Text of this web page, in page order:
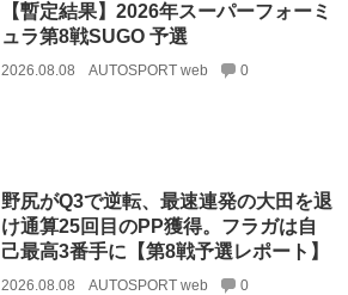
【暫定結果】2026年スーパーフォーミ
ュラ第8戦SUGO 予選
2026.08.08 AUTOSPORT web 0
野尻がQ3で逆転、最速連発の大田を退
け通算25回目のPP獲得。フラガは自
己最高3番手に【第8戦予選レポート】
2026.08.08 AUTOSPORT web 0